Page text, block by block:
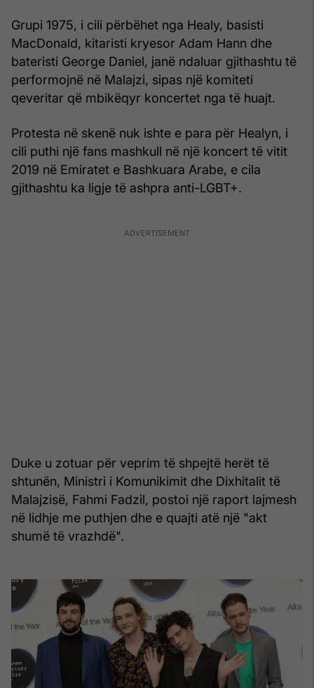
Grupi 1975, i cili përbëhet nga Healy, basisti
MacDonald, kitaristi kryesor Adam Hann dhe
bateristi George Daniel, janë ndaluar gjithashtu të
performojnë në Malajzi, sipas një komiteti
qeveritar që mbikëqyr koncertet nga të huajt.
Protesta në skenë nuk ishte e para për Healyn, i
cili puthi një fans mashkull në një koncert të vitit
2019 në Emiratet e Bashkuara Arabe, e cila
gjithashtu ka ligje të ashpra anti-LGBT+.
Duke u zotuar për veprim të shpejtë herët të
shtunën, Ministri i Komunikimit dhe Dixhitalit të
Malajzisë, Fahmi Fadzil, postoi një raport lajmesh
në lidhje me puthjen dhe e quajti atë një "akt
shumë të vrazhdë".